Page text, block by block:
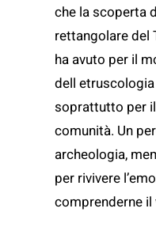
che la scoperta
rettangolare del
ha avuto per il
dell
soprattutto per
comunità. Un
archeologia,
per rivivere
comprenderne il